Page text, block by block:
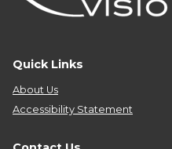
Quick Links
About Us
Accessibility Statement